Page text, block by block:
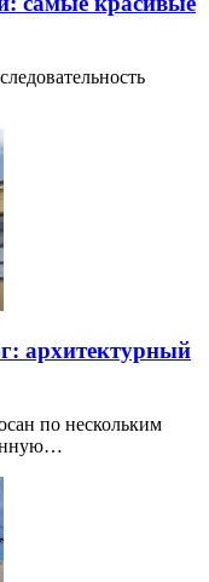
архитектурный
по нескольким